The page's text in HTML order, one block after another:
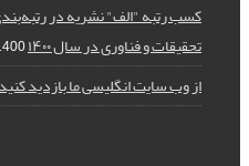
کسب رتبه "الف" نشریه در
تحقیقات و فناوری در سال ۱۴۰۰
04-27
از وب سایت انگلیسی ما بازدید